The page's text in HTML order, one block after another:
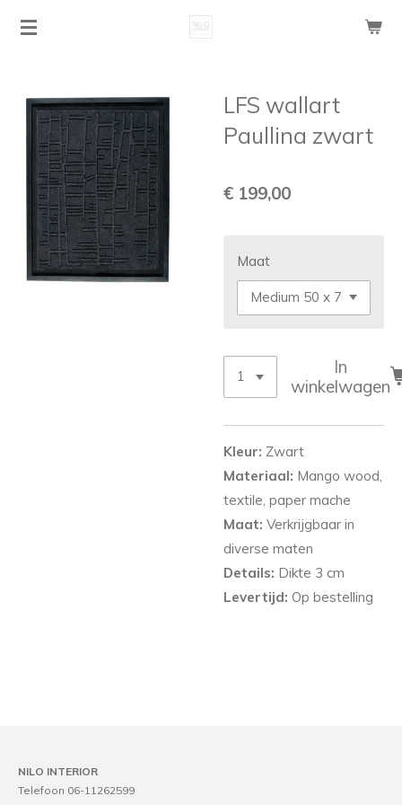
Ga
hoofdinhoud
LFS wallart
Paullina zwart
€ 199,00
Maat
In
winkelwagen
Kleur: Zwart
Materiaal: Mango wood,
textile, paper mache
Maat: Verkrijgbaar in
diverse maten
Details: Dikte 3 cm
Levertijd: Op bestelling
NILO INTERIOR
Telefoon 06-11262599